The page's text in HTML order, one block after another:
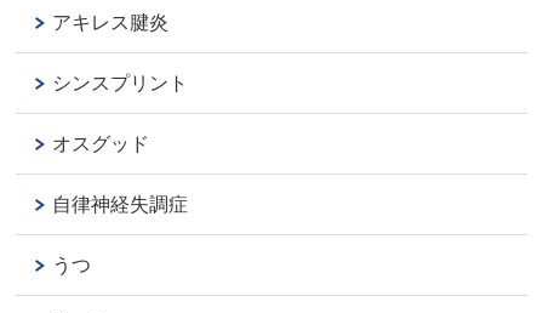
アキレス腱炎
シンスプリント
オスグッド
自律神経失調症
うつ